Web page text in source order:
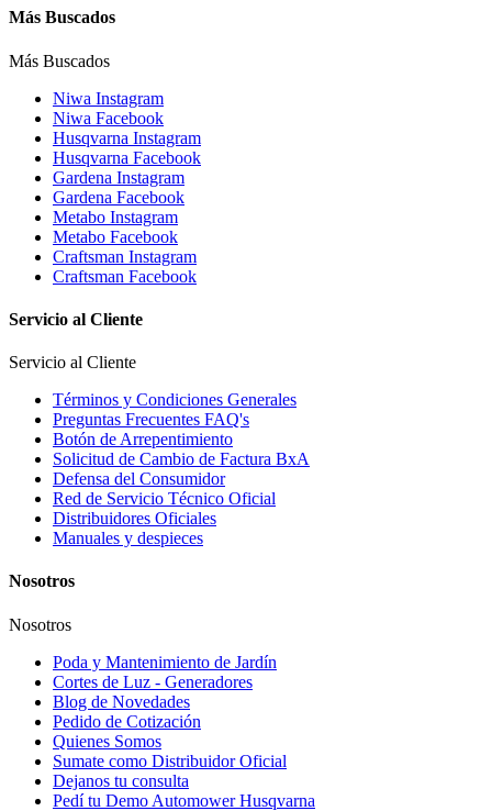
Más Buscados
Más Buscados
Niwa Instagram
Niwa Facebook
Husqvarna Instagram
Husqvarna Facebook
Gardena Instagram
Gardena Facebook
Metabo Instagram
Metabo Facebook
Craftsman Instagram
Craftsman Facebook
Servicio al Cliente
Servicio al Cliente
Términos y Condiciones Generales
Preguntas Frecuentes FAQ's
Botón de Arrepentimiento
Solicitud de Cambio de Factura BxA
Defensa del Consumidor
Red de Servicio Técnico Oficial
Distribuidores Oficiales
Manuales y despieces
Nosotros
Nosotros
Poda y Mantenimiento de Jardín
Cortes de Luz - Generadores
Blog de Novedades
Pedido de Cotización
Quienes Somos
Sumate como Distribuidor Oficial
Dejanos tu consulta
Pedí tu Demo Automower Husqvarna